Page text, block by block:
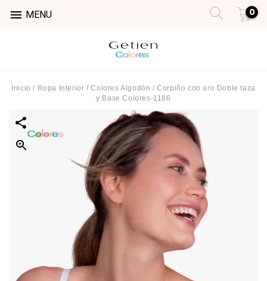
 MENU 0
Inicio / Ropa Interior/ Colores Algodón / Corpiño con aro Doble taza
y Base Colores-1186